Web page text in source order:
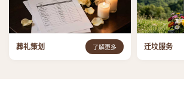
葬礼策划 了解更多 迁坟服务